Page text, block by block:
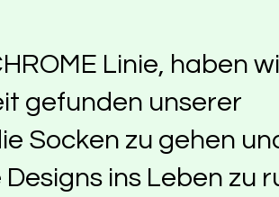
Linie, haben
gefunden unserer
Socken zu gehen
ins Leben zu